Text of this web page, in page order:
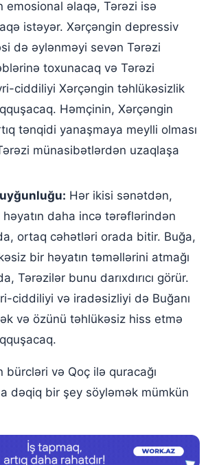
emosional əlaqə, Tərəzi isə
istəyər. Xərçəngin depressiv
də əylənməyi sevən Tərəzi
toxunacaq və Tərəzi
ciddiliyi Xərçəngin təhlükəsizlik
Həmçinin, Xərçəngin
tənqidi yanaşmaya meylli olması
münasibətlərdən uzaqlaşa
Hər ikisi sənətdən,
daha incə tərəflərindən
ortaq cəhətləri orada bitir. Buğa,
bir həyatın təməllərini atmağı
Tərəzilər bunu darıxdırıcı görür.
ciddiliyi və iradəsizliyi də Buğanı
və özünü təhlükəsiz hiss etmə
bürcləri və Qoç ilə quracağı
dəqiq bir şey söyləmək mümkün